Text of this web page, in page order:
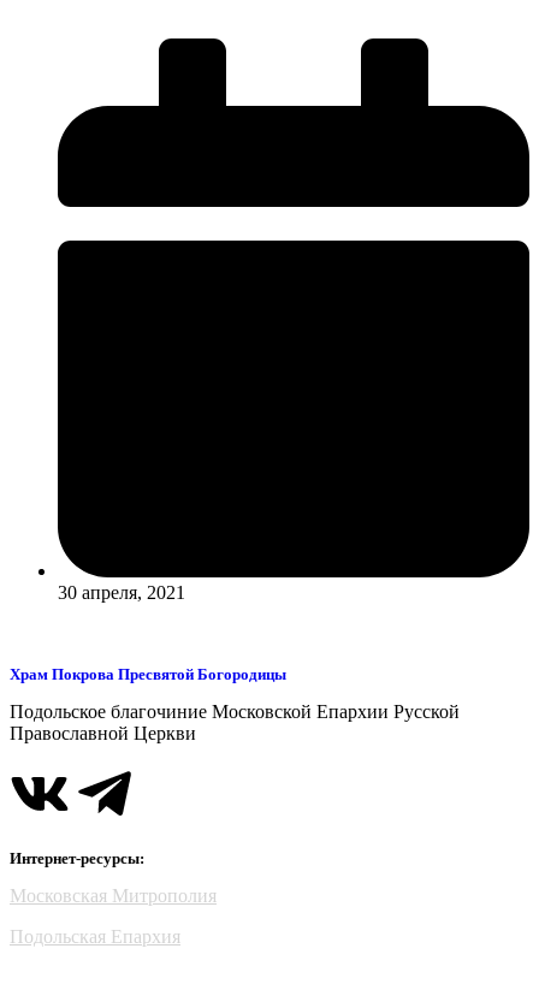
30 апреля, 2021
Храм Покрова Пресвятой Богородицы
Подольское благочиние Московской Епархии Русской
Православной Церкви
Интернет-ресурсы:
Московская Митрополия
Подольская Епархия